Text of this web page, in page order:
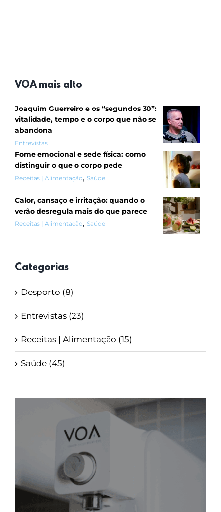
VOA mais alto
Joaquim Guerreiro e os “segundos 30”:
vitalidade, tempo e o corpo que não se
abandona
Entrevistas
Fome emocional e sede física: como
distinguir o que o corpo pede
Receitas | Alimentação, Saúde
Calor, cansaço e irritação: quando o
verão desregula mais do que parece
Receitas | Alimentação, Saúde
Categorias
Desporto (8)
Entrevistas (23)
Receitas | Alimentação (15)
Saúde (45)